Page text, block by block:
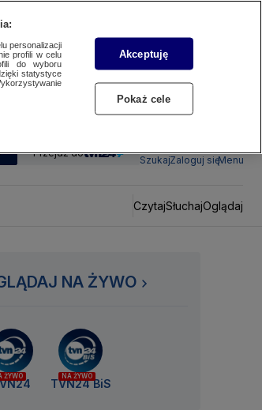
Przejdź do
SzukajZaloguj sięMenu
CzytajSłuchajOglądaj
NA ŻYWO
ŻYWO NA ŻYWO
TVN24 BiS
personalizacji
profili w celu
do wyboru
statystyce
Akceptuję
Pokaż cele